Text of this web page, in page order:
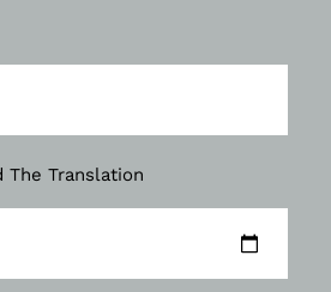
The Translation